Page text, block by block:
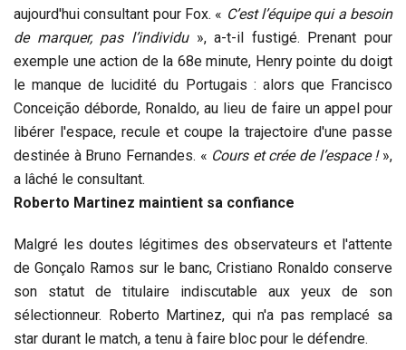
aujourd'hui consultant pour Fox. « C’est l’équipe qui a besoin
de marquer, pas l’individu», a-t-il fustigé. Prenant pour
exemple une action de la 68e minute, Henry pointe du doigt
le manque de lucidité du Portugais : alors que Francisco
Conceição déborde, Ronaldo, au lieu de faire un appel pour
libérer l'espace, recule et coupe la trajectoire d'une passe
destinée à Bruno Fernandes. « Cours et crée de l’espace !»,
a lâché le consultant.
Roberto Martinez maintient sa confiance
Malgré les doutes légitimes des observateurs et l'attente
de Gonçalo Ramos sur le banc, Cristiano Ronaldo conserve
son statut de titulaire indiscutable aux yeux de son
sélectionneur. Roberto Martinez, qui n'a pas remplacé sa
star durant le match, a tenu à faire bloc pour le défendre.